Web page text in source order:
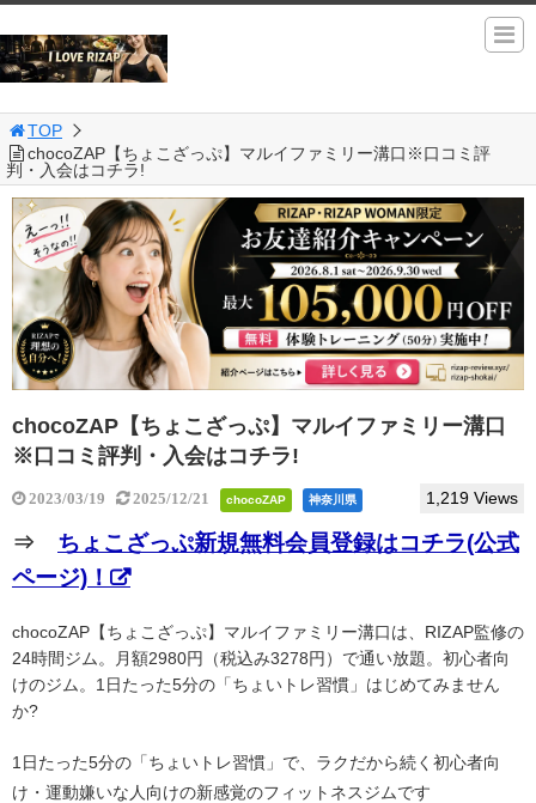
TOP
chocoZAP【ちょこざっぷ】マルイファミリー溝口※口コミ評
判・入会はコチラ!
chocoZAP【ちょこざっぷ】マルイファミリー溝口
※口コミ評判・入会はコチラ!
2023/03/19 2025/12/21 chocoZAP 神奈川県 1,219 Views
⇒ ちょこざっぷ新規無料会員登録はコチラ(公式
ページ)！
chocoZAP【ちょこざっぷ】マルイファミリー溝口は、RIZAP監修の
24時間ジム。月額2980円（税込み3278円）で通い放題。初心者向
けのジム。1日たった5分の「ちょいトレ習慣」はじめてみません
か?
1日たった5分の「ちょいトレ習慣」で、ラクだから続く初心者向
け・運動嫌いな人向けの新感覚のフィットネスジムです